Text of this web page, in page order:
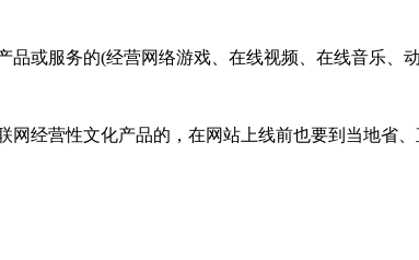
品或服务的(经营网络游戏、在线视频、在线音乐
网经营性文化产品的，在网站上线前也要到当地省